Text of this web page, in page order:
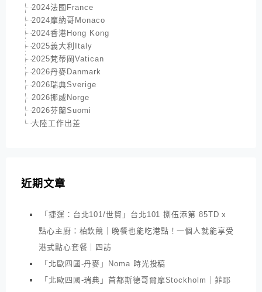
2024法國France
2024摩納哥Monaco
2024香港Hong Kong
2025義大利Italy
2025梵蒂岡Vatican
2026丹麥Danmark
2026瑞典Sverige
2026挪威Norge
2026芬蘭Suomi
大陸工作出差
近期文章
「捷運：台北101/世貿」台北101 捌伍添第 85TD x
點心主廚：柏欽競｜晚餐也能吃港點！一個人就能享受
港式點心套餐｜四訪
「北歐四國-丹麥」Noma 時光投稿
「北歐四國-瑞典」首都斯德哥爾摩Stockholm｜菲耶